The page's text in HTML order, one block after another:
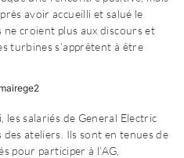
avoir accueilli et salué le
croient plus aux discours et
turbines s’apprêtent à être
salariés de General Electric
ateliers. Ils sont en tenues de
pour participer à l’AG,